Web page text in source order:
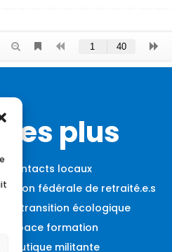
Les plus
Contacts locaux
Union fédérale de retraité.e.s
La transition écologique
Espace formation
Boutique militante